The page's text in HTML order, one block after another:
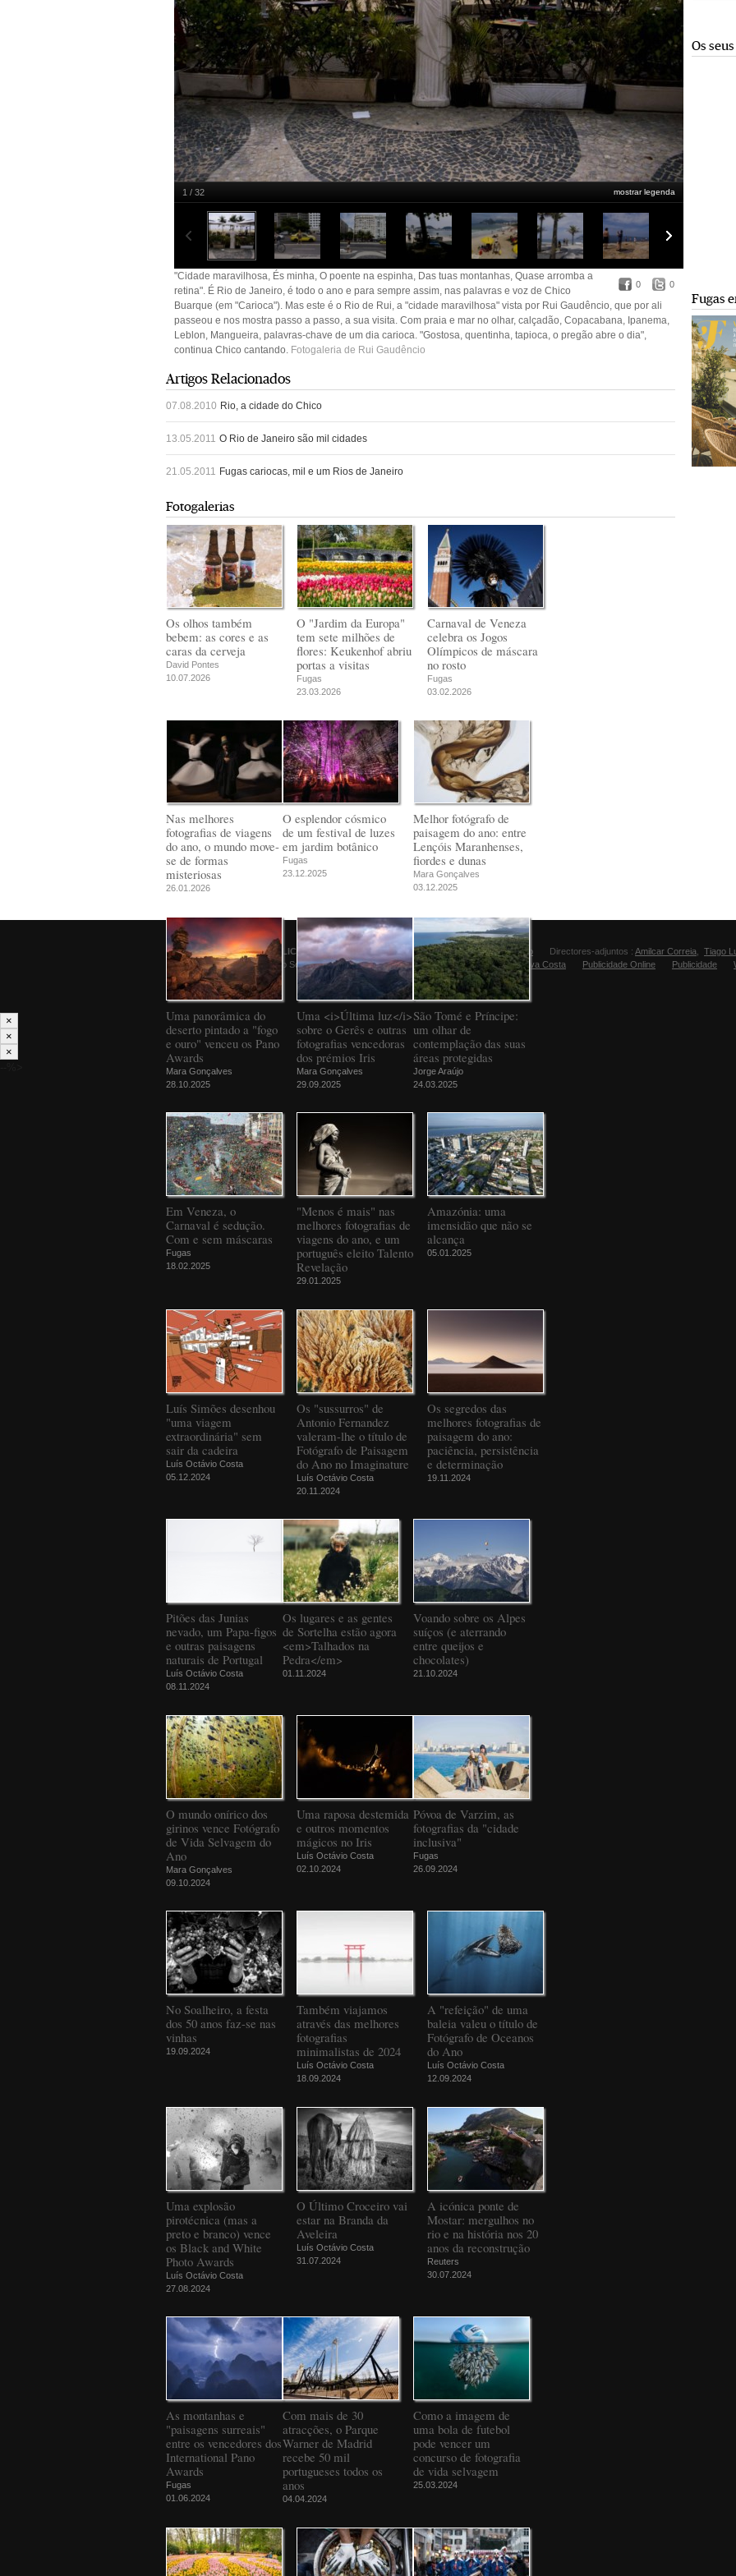
Copacabana
mostrar legenda
1 / 32
0 0
"Cidade maravilhosa, És minha, O poente na espinha, Das tuas montanhas, Quase arromba a
retina". É Rio de Janeiro, é todo o ano e para sempre assim, nas palavras e voz de Chico
Buarque (em "Carioca"). Mas este é o Rio de Rui, a "cidade maravilhosa" vista por Rui Gaudêncio, que por ali
passeou e nos mostra passo a passo, a sua visita. Com praia e mar no olhar, calçadão, Copacabana, Ipanema,
Leblon, Mangueira, palavras-chave de um dia carioca. "Gostosa, quentinha, tapioca, o pregão abre o dia",
continua Chico cantando. Fotogaleria de Rui Gaudêncio
Artigos Relacionados
07.08.2010 Rio, a cidade do Chico
13.05.2011 O Rio de Janeiro são mil cidades
21.05.2011 Fugas cariocas, mil e um Rios de Janeiro
Fotogalerias
Os olhos também
bebem: as cores e as
caras da cerveja
David Pontes
10.07.2026
O "Jardim da Europa"
tem sete milhões de
flores: Keukenhof abriu
portas a visitas
Fugas
23.03.2026
Carnaval de Veneza
celebra os Jogos
Olímpicos de máscara
no rosto
Fugas
03.02.2026
Nas melhores
fotografias de viagens
do ano, o mundo move-
se de formas
misteriosas
26.01.2026
O esplendor cósmico
de um festival de luzes
em jardim botânico
Fugas
23.12.2025
Melhor fotógrafo de
paisagem do ano: entre
Lençóis Maranhenses,
fiordes e dunas
Mara Gonçalves
03.12.2025
Uma panorâmica do
deserto pintado a "fogo
e ouro" venceu os Pano
Awards
Mara Gonçalves
28.10.2025
Uma <i>Última luz</i>
sobre o Gerês e outras
fotografias vencedoras
dos prémios Iris
Mara Gonçalves
29.09.2025
São Tomé e Príncipe:
um olhar de
contemplação das suas
áreas protegidas
Jorge Araújo
24.03.2025
Em Veneza, o
Carnaval é sedução.
Com e sem máscaras
Fugas
18.02.2025
"Menos é mais" nas
melhores fotografias de
viagens do ano, e um
português eleito Talento
Revelação
29.01.2025
Amazónia: uma
imensidão que não se
alcança
05.01.2025
Luís Simões desenhou
"uma viagem
extraordinária" sem
sair da cadeira
Luís Octávio Costa
05.12.2024
Os "sussurros" de
Antonio Fernandez
valeram-lhe o título de
Fotógrafo de Paisagem
do Ano no Imaginature
Luís Octávio Costa
20.11.2024
Os segredos das
melhores fotografias de
paisagem do ano:
paciência, persistência
e determinação
19.11.2024
Pitões das Junias
nevado, um Papa-figos
e outras paisagens
naturais de Portugal
Luís Octávio Costa
08.11.2024
Os lugares e as gentes
de Sortelha estão agora
<em>Talhados na
Pedra</em>
01.11.2024
Voando sobre os Alpes
suíços (e aterrando
entre queijos e
chocolates)
21.10.2024
O mundo onírico dos
girinos vence Fotógrafo
de Vida Selvagem do
Ano
Mara Gonçalves
09.10.2024
Uma raposa destemida
e outros momentos
mágicos no Iris
Luís Octávio Costa
02.10.2024
Póvoa de Varzim, as
fotografias da "cidade
inclusiva"
Fugas
26.09.2024
No Soalheiro, a festa
dos 50 anos faz-se nas
vinhas
19.09.2024
Também viajamos
através das melhores
fotografias
minimalistas de 2024
Luís Octávio Costa
18.09.2024
A "refeição" de uma
baleia valeu o título de
Fotógrafo de Oceanos
do Ano
Luís Octávio Costa
12.09.2024
Uma explosão
pirotécnica (mas a
preto e branco) vence
os Black and White
Photo Awards
Luís Octávio Costa
27.08.2024
O Último Croceiro vai
estar na Branda da
Aveleira
Luís Octávio Costa
31.07.2024
A icónica ponte de
Mostar: mergulhos no
rio e na história nos 20
anos da reconstrução
Reuters
30.07.2024
As montanhas e
"paisagens surreais"
entre os vencedores dos
International Pano
Awards
Fugas
01.06.2024
Com mais de 30
atracções, o Parque
Warner de Madrid
recebe 50 mil
portugueses todos os
anos
04.04.2024
Como a imagem de
uma bola de futebol
pode vencer um
concurso de fotografia
de vida selvagem
25.03.2024
Os
Fugas
© 2026PÚBLICO
Comunicação Social SA
Director:Manuel Carvalho Directores-adjuntos : Amilcar Correia
Tiago
Editora Fugas:Sandra Silva Costa Publicidade Online Publicidade
×
×
×